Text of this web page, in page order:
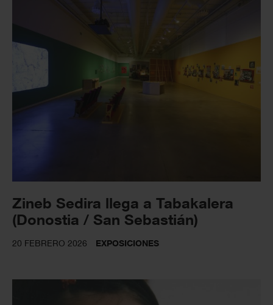
Zineb Sedira llega a Tabakalera
(Donostia / San Sebastián)
20 FEBRERO 2026 EXPOSICIONES